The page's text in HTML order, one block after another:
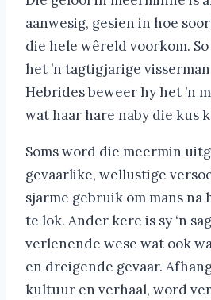
aanwesig, gesien in hoe
die hele wêreld voorkom. So
het ’n tagtigjarige
Hebrides beweer hy het ’n
wat haar hare naby die kus
Soms word die meermin
gevaarlike, wellustige
sjarme gebruik om mans
te lok. Ander kere is sy ‘n
verlenende wese wat ook
en dreigende gevaar.
kultuur en verhaal, word